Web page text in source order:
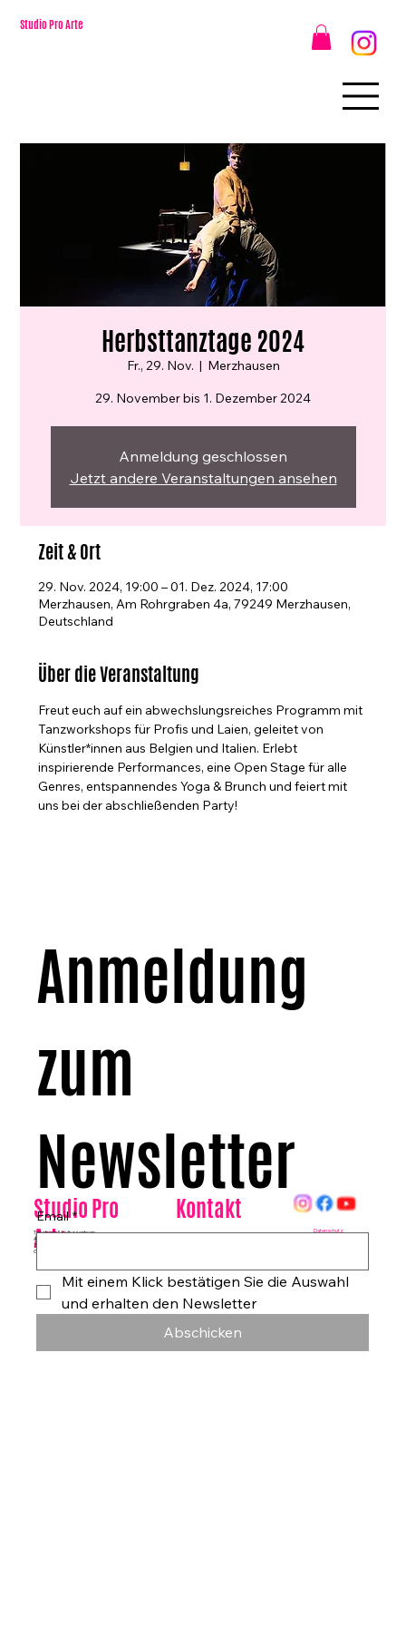
Studio Pro Arte
Herbsttanztage 2024
Fr., 29. Nov.
  |
Merzhausen
29. November bis 1. Dezember 2024
Anmeldung geschlossen
Jetzt andere Veranstaltungen ansehen
Zeit & Ort
29. Nov. 2024, 19:00 – 01. Dez. 2024, 17:00
Merzhausen, Am Rohrgraben 4a, 79249 Merzhausen,
Deutschland
Über die Veranstaltung
Freut euch auf ein abwechslungsreiches Programm mit
Tanzworkshops für Profis und Laien, geleitet von
Künstler*innen aus Belgien und Italien. Erlebt
inspirierende Performances, eine Open Stage für alle
Genres, entspannendes Yoga & Brunch und feiert mit
uns bei der abschließenden Party!
Datenschutz
Studio Pro
Arte
Tanzhaus & Kulturzentrum
Am Rohrgraben 4a
79249 Merzhausen/Freiburg
Germany
Kontakt
Anmeldung
zum
Newsletter
Email *
Mit einem Klick bestätigen Sie die Auswahl
und erhalten den Newsletter
Abschicken